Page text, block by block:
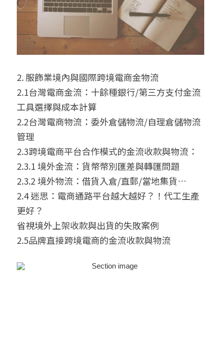
2. 服飾業境內與國際跨境電商金物流
2.1台灣電商金流：十餘種銀行/第三方支付金流
工具選擇與成本計算
2.2台灣電商物流：委外倉儲物流/自理倉儲物流
管理
2.3跨境電商平台合作模式的金流收款與物流：
2.3.1 境外金流：貨幣幣別匯差與轉匯問題
2.3.2 境外物流：借貨入倉/直郵/當地集貨…
2.4 迷思：電商通路平台越大越好？！代工生產
更好？
省視境外上架收款與出貨的失敗案例
2.5品牌直接跨境電商的金流收款與物流